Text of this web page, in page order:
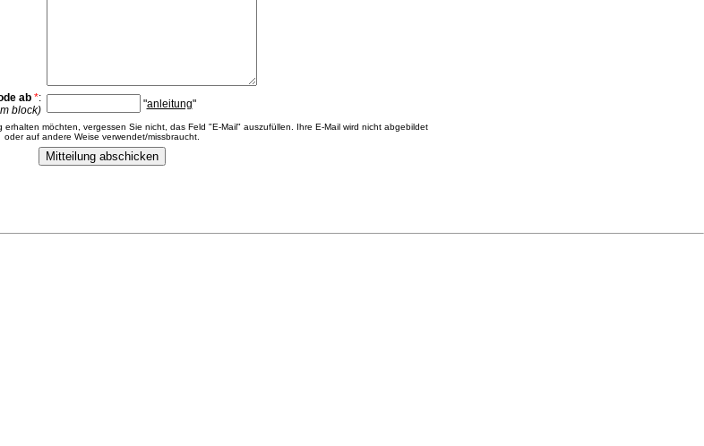
ab *:
block)
"anleitung"
möchten, vergessen Sie nicht, das Feld "E-Mail" auszufüllen. Ihre E-Mail wird nicht abgebildet
oder auf andere Weise verwendet/missbraucht.